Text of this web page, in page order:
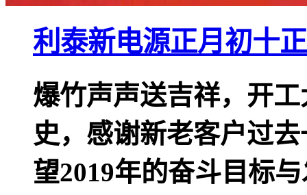
利泰新电源正月初十
爆竹声声送吉祥，开
史，感谢新老客户过
望2019年的奋斗目标